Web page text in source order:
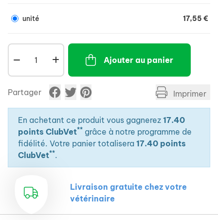
unité 17,55 €
Ajouter au panier
Partager Imprimer
En achetant ce produit vous gagnerez 17.40
points ClubVet** grâce à notre programme de
fidélité. Votre panier totalisera 17.40 points
ClubVet**.
Livraison gratuite chez votre
vétérinaire